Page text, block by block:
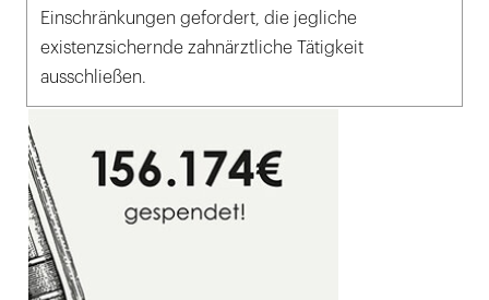
Einschränkungen gefordert, die jegliche
existenzsichernde zahnärztliche Tätigkeit
ausschließen.